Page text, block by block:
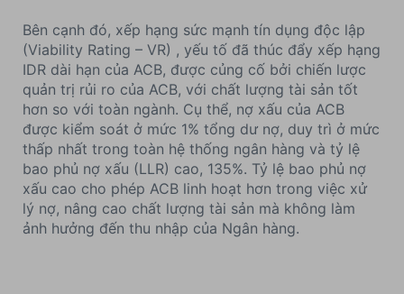
Bên cạnh đó, xếp hạng sức mạnh tín dụng độc lập
(Viability Rating – VR) , yếu tố đã thúc đẩy xếp hạng
IDR dài hạn của ACB, được củng cố bởi chiến lược
quản trị rủi ro của ACB, với chất lượng tài sản tốt
hơn so với toàn ngành. Cụ thể, nợ xấu của ACB
được kiểm soát ở mức 1% tổng dư nợ, duy trì ở mức
thấp nhất trong toàn hệ thống ngân hàng và tỷ lệ
bao phủ nợ xấu (LLR) cao, 135%. Tỷ lệ bao phủ nợ
xấu cao cho phép ACB linh hoạt hơn trong việc xử
lý nợ, nâng cao chất lượng tài sản mà không làm
ảnh hưởng đến thu nhập của Ngân hàng.